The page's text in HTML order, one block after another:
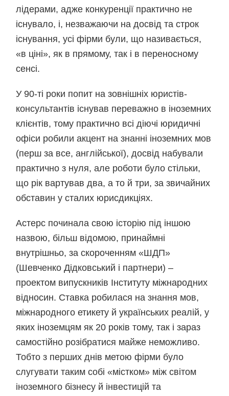
лідерами, адже конкуренції практично не
існувало, і, незважаючи на досвід та строк
існування, усі фірми були, що називається,
«в ціні», як в прямому, так і в переносному
сенсі.
У 90-ті роки попит на зовнішніх юристів-
консультантів існував переважно в іноземних
клієнтів, тому практично всі діючі юридичні
офіси робили акцент на знанні іноземних мов
(перш за все, англійської), досвід набували
практично з нуля, але роботи було стільки,
що рік вартував два, а то й три, за звичайних
обставин у сталих юрисдикціях.
Астерс починала свою історію під іншою
назвою, більш відомою, принаймні
внутрішньо, за скороченням «ШДП»
(Шевченко Дідковський і партнери) –
проектом випускників Інституту міжнародних
відносин. Ставка робилася на знання мов,
міжнародного етикету й українських реалій, у
яких іноземцям як 20 років тому, так і зараз
самостійно розібратися майже неможливо.
Тобто з перших днів метою фірми було
слугувати таким собі «містком» між світом
іноземного бізнесу й інвестицій та